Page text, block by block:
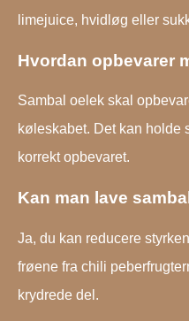
limejuice, hvidløg eller
Hvordan opbevarer
Sambal oelek skal
køleskabet. Det kan holde
korrekt opbevaret.
Kan man lave
Ja, du kan reducere
frøene fra chili
krydrede del.